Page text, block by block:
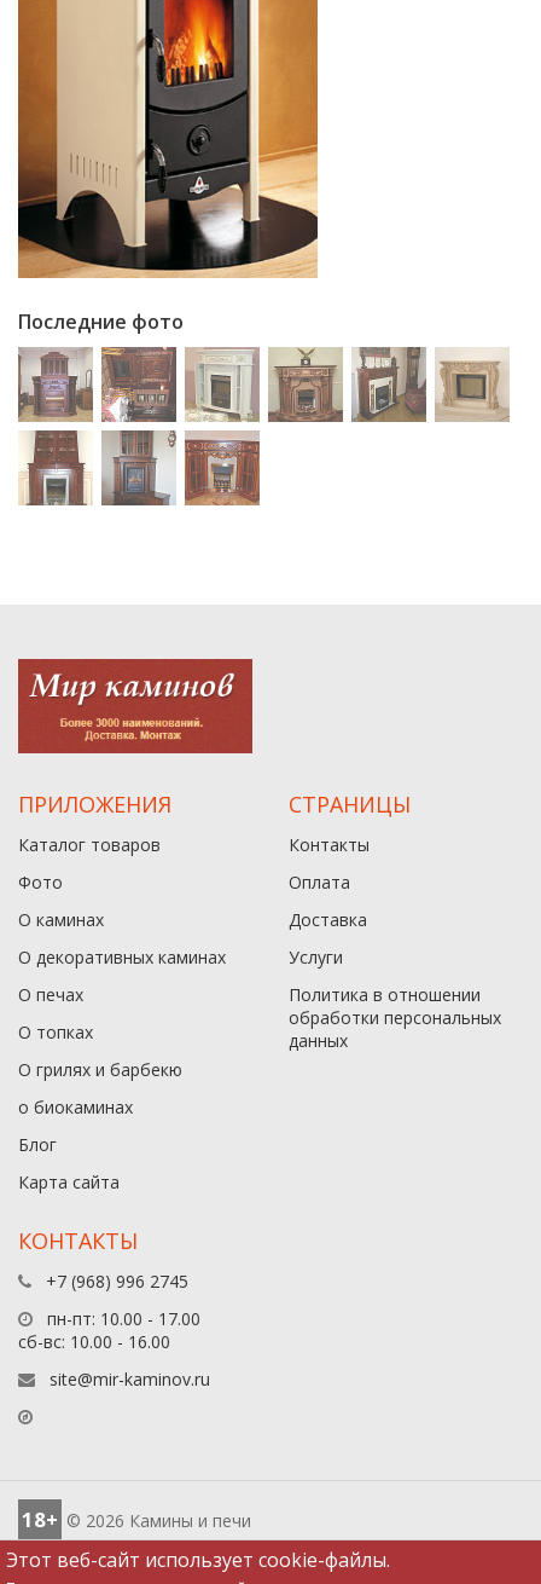
Этот веб-сайт использует cookie-файлы.
Последние фото
ПРИЛОЖЕНИЯ
Каталог товаров
Фото
О каминах
О декоративных каминах
О печах
О топках
О грилях и барбекю
о биокаминах
Блог
Карта сайта
СТРАНИЦЫ
Контакты
Оплата
Доставка
Услуги
Политика в отношении
обработки персональных
данныx
КОНТАКТЫ
+7 (968) 996 2745
пн-пт: 10.00 - 17.00
сб-вс: 10.00 - 16.00
site@mir-kaminov.ru
18+ © 2026 Камины и печи